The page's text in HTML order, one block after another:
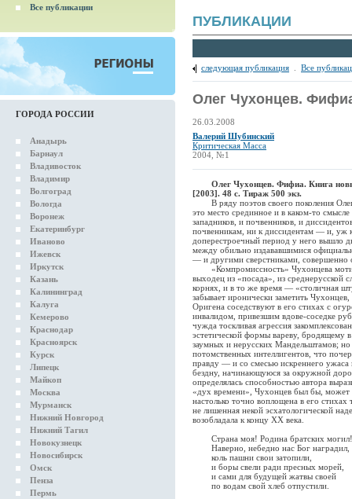
Все публикации
ГОРОДА РОССИИ
Анадырь
Барнаул
Владивосток
Владимир
Волгоград
Вологда
Воронеж
Екатеринбург
Иваново
Ижевск
Иркутск
Казань
Калининград
Калуга
Кемерово
Краснодар
Красноярск
Курск
Липецк
Майкоп
Москва
Мурманск
Нижний Новгород
Нижний Тагил
Новокузнецк
Новосибирск
Омск
Пенза
Пермь
ПУБЛИКАЦИИ
следующая публикация Все
Олег Чухонцев.
26.03.2008
Валерий Шубинский
Критическая Масса
2004, №1
Олег Чухонцев. Фифиа. Книга
[2003]. 48 с. Тираж 500 экз.
В ряду поэтов своего поколения
это место срединное и в каком-то
западников, и почвенников, и
почвенникам, ни к диссидентам — и, уж
доперестроечный период у него вышло
между обильно издававшимися
— и другими сверстниками, совершенно
«Компромиссность» Чухонцева
выходец из «посада», из среднерусской
корнях, и в то же время — «столичная
забывает иронически заметить
Оригена соседствуют в его стихах с
инвалидом, привезшим вдове-соседке
чужда тоскливая агрессия
эстетической формы вареву, бродящему
заумных и нерусских Мандельштамов;
потомственных интеллигентов, что
правду — и со смесью искреннего ужаса
бездну, начинающуюся за окружной
определялась способностью автора
«дух времени», Чухонцев был бы,
настолько точно воплощена в его
не лишенная некой эсхатологической
возобладала к концу XX века.
Страна моя! Родина братских могил!
Наверно, небедно нас Бог наградил,
коль пашни свои затопили,
и боры свели ради пресных морей,
и сами для будущей жатвы своей
по водам свой хлеб отпустили.